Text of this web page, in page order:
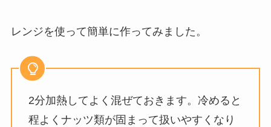
レンジを使って簡単に作ってみました。
2分加熱してよく混ぜておきます。冷めると
程よくナッツ類が固まって扱いやすくなり